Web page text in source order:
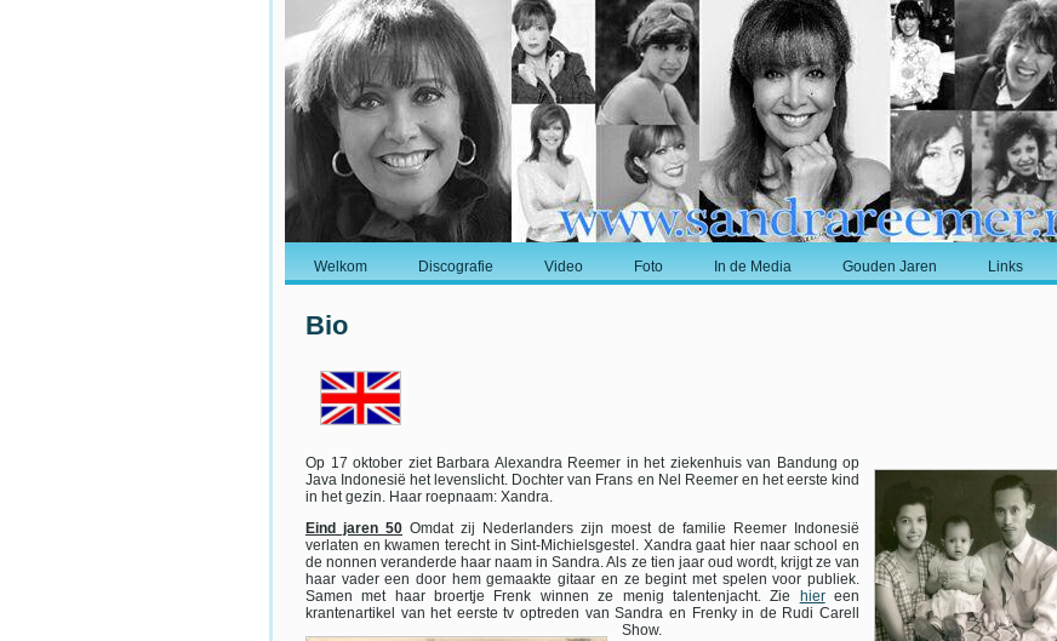
Welkom Discografie Video Foto In de Media Gouden Jaren Links
Bio
Op 17 oktober ziet Barbara Alexandra Reemer in het ziekenhuis van Bandung op
Java Indonesië het levenslicht. Dochter van Frans en Nel Reemer en het eerste kind
in het gezin. Haar roepnaam: Xandra.
Eind jaren 50 Omdat zij Nederlanders zijn moest de familie Reemer Indonesië
verlaten en kwamen terecht in Sint-Michielsgestel. Xandra gaat hier naar school en
de nonnen veranderde haar naam in Sandra. Als ze tien jaar oud wordt, krijgt ze van
haar vader een door hem gemaakte gitaar en ze begint met spelen voor publiek.
Samen met haar broertje Frenk winnen ze menig talentenjacht. Zie
hiereen
krantenartikel van het eerste tv optreden van Sandra en Frenky in de Rudi Carell
Show.